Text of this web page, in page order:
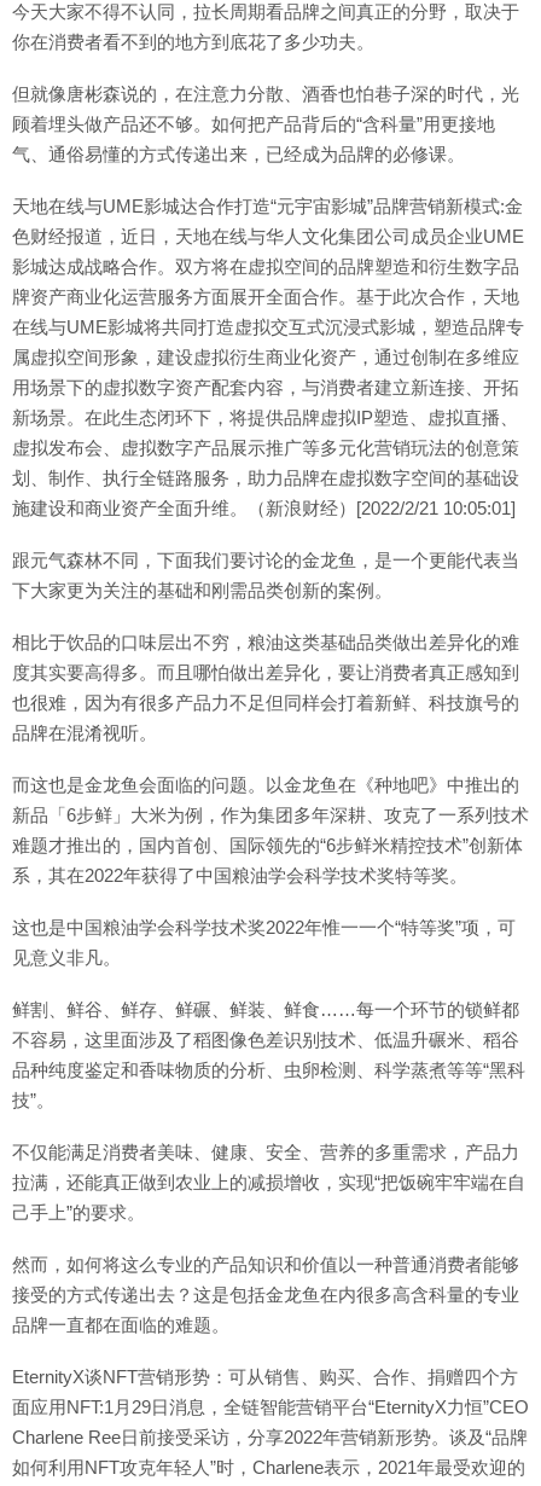
今天大家不得不认同，拉长周期看品牌之间真正的分野，取决于
你在消费者看不到的地方到底花了多少功夫。
但就像唐彬森说的，在注意力分散、酒香也怕巷子深的时代，光
顾着埋头做产品还不够。如何把产品背后的“含科量”用更接地
气、通俗易懂的方式传递出来，已经成为品牌的必修课。
天地在线与UME影城达合作打造“元宇宙影城”品牌营销新模式:金
色财经报道，近日，天地在线与华人文化集团公司成员企业UME
影城达成战略合作。双方将在虚拟空间的品牌塑造和衍生数字品
牌资产商业化运营服务方面展开全面合作。基于此次合作，天地
在线与UME影城将共同打造虚拟交互式沉浸式影城，塑造品牌专
属虚拟空间形象，建设虚拟衍生商业化资产，通过创制在多维应
用场景下的虚拟数字资产配套内容，与消费者建立新连接、开拓
新场景。在此生态闭环下，将提供品牌虚拟IP塑造、虚拟直播、
虚拟发布会、虚拟数字产品展示推广等多元化营销玩法的创意策
划、制作、执行全链路服务，助力品牌在虚拟数字空间的基础设
施建设和商业资产全面升维。（新浪财经）[2022/2/21 10:05:01]
跟元气森林不同，下面我们要讨论的金龙鱼，是一个更能代表当
下大家更为关注的基础和刚需品类创新的案例。
相比于饮品的口味层出不穷，粮油这类基础品类做出差异化的难
度其实要高得多。而且哪怕做出差异化，要让消费者真正感知到
也很难，因为有很多产品力不足但同样会打着新鲜、科技旗号的
品牌在混淆视听。
而这也是金龙鱼会面临的问题。以金龙鱼在《种地吧》中推出的
新品「6步鲜」大米为例，作为集团多年深耕、攻克了一系列技术
难题才推出的，国内首创、国际领先的“6步鲜米精控技术”创新体
系，其在2022年获得了中国粮油学会科学技术奖特等奖。
这也是中国粮油学会科学技术奖2022年惟一一个“特等奖”项，可
见意义非凡。
鲜割、鲜谷、鲜存、鲜碾、鲜装、鲜食……每一个环节的锁鲜都
不容易，这里面涉及了稻图像色差识别技术、低温升碾米、稻谷
品种纯度鉴定和香味物质的分析、虫卵检测、科学蒸煮等等“黑科
技”。
不仅能满足消费者美味、健康、安全、营养的多重需求，产品力
拉满，还能真正做到农业上的减损增收，实现“把饭碗牢牢端在自
己手上”的要求。
然而，如何将这么专业的产品知识和价值以一种普通消费者能够
接受的方式传递出去？这是包括金龙鱼在内很多高含科量的专业
品牌一直都在面临的难题。
EternityX谈NFT营销形势：可从销售、购买、合作、捐赠四个方
面应用NFT:1月29日消息，全链智能营销平台“EternityX力恒”CEO
Charlene Ree日前接受采访，分享2022年营销新形势。谈及“品牌
如何利用NFT攻克年轻人”时，Charlene表示，2021年最受欢迎的